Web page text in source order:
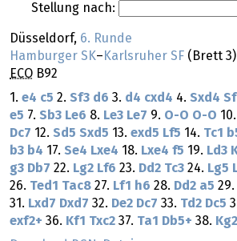
Stellung nach:
Düsseldorf, 6. Runde
Hamburger SK– Karlsruher SF (Brett 3)
ECO B92
1. e4 c5 2. Sf3 d6 3. d4 cxd4 4. Sxd4
e5 7. Sb3 Le6 8. Le3 Le7 9. O-O O-O 10.
Dc7 12. Sd5 Sxd5 13. exd5 Lf5 14. Tc1
b3 b4 17. Se4 Lxe4 18. Lxe4 f5 19. Ld3
g3 Db7 22. Lg2 Lf6 23. Dd2 Tc3 24. Lg5
26. Ted1 Tac8 27. Lf1 h6 28. Dd2 a5 29.
31. Lxd7 Dxd7 32. De2 Dc7 33. Td2 Dc5
exf2+ 36. Kf1 Txc2 37. Ta1 Db5+ 38. Kg2